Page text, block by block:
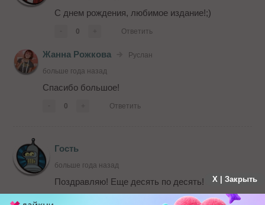
С днем рождения, любимое издание!;)
0 Ответить
Жанна Рожкова
Руслан
больше года назад
Спасибо большое!
0 Ответить
Гость
больше года назад
Поздравляю! Еще десять по десять! X | Закрыть